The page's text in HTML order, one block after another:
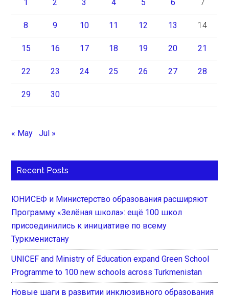
1 2 3 4 5 6 7
8 9 10 11 12 13 14
15 16 17 18 19 20 21
22 23 24 25 26 27 28
29 30
« May Jul »
Recent Posts
ЮНИСЕФ и Министерство образования расширяют
Программу «Зелёная школа»: ещё 100 школ
присоединились к инициативе по всему
Туркменистану
UNICEF and Ministry of Education expand Green School
Programme to 100 new schools across Turkmenistan
Новые шаги в развитии инклюзивного образования